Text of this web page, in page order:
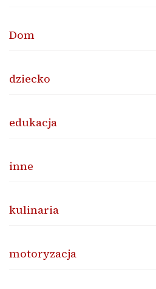
Dom
dziecko
edukacja
inne
kulinaria
motoryzacja